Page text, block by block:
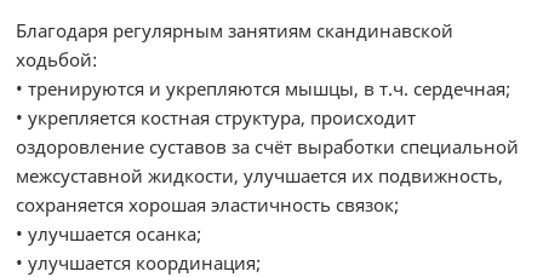
Благодаря регулярным занятиям скандинавской
ходьбой:
• тренируются и укрепляются мышцы, в т.ч. сердечная;
• укрепляется костная структура, происходит
оздоровление суставов за счёт выработки специальной
межсуставной жидкости, улучшается их подвижность,
сохраняется хорошая эластичность связок;
• улучшается осанка;
• улучшается координация;